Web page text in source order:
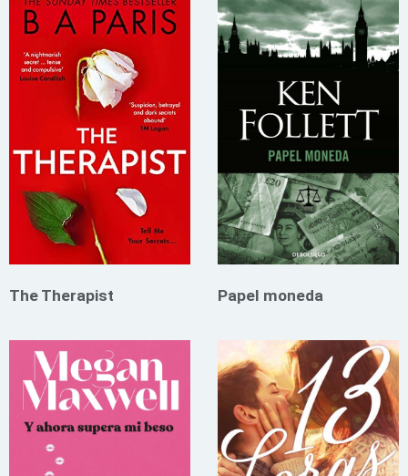
The Therapist Papel moneda